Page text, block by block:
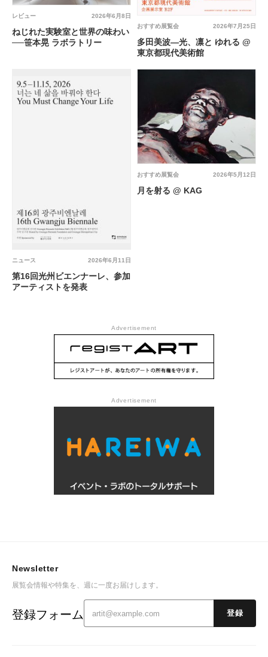
2026年6月8日
レビュー
ねじれた実験室と世界の味わい
──笹本晃 ラボラトリー
2026年7月25日
おすすめ展覧会
多田美波―光、凛と ゆれる @
東京都現代美術館
2026年6月11日
ニュース
第16回光州ビエンナーレ、参加
アーティストを発表
2026年5月12日
おすすめ展覧会
月を射る @ KAG
Advertisement
Advertisement
Newsletter
展覧会情報や特集を、週に一度お届けします。
登録フォーム 登録